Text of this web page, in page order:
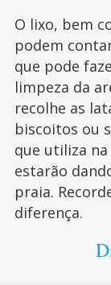
O lixo, bem
podem
que pode
limpeza da
recolhe as
biscoitos ou
que utiliza
estarão
praia.
diferença.